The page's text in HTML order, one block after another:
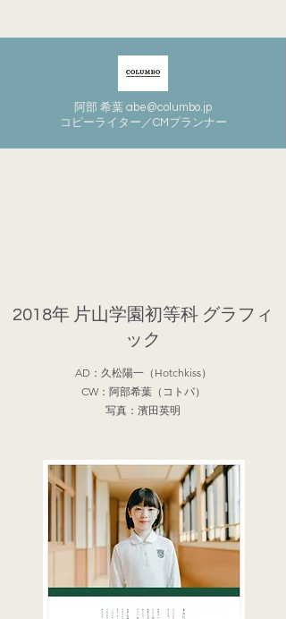
阿部 希葉 abe@columbo.jp
​​コピーライター／CMプランナー
2018年 片山学園初等科 グラフィ
ック
AD：久松陽一（Hotchkiss）
CW：阿部希葉（コトバ）
写真：濱田英明